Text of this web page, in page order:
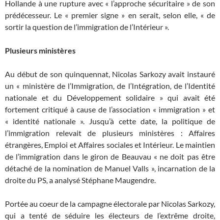
Hollande à une rupture avec « l’approche sécuritaire » de son
prédécesseur. Le « premier signe » en serait, selon elle, « de
sortir la question de l’immigration de l’Intérieur ».
Plusieurs ministères
Au début de son quinquennat, Nicolas Sarkozy avait instauré
un « ministère de l’Immigration, de l’Intégration, de l’Identité
nationale et du Développement solidaire » qui avait été
fortement critiqué à cause de l’association « immigration » et
« identité nationale ». Jusqu’à cette date, la politique de
l’immigration relevait de plusieurs ministères : Affaires
étrangères, Emploi et Affaires sociales et Intérieur. Le maintien
de l’immigration dans le giron de Beauvau « ne doit pas être
détaché de la nomination de Manuel Valls », incarnation de la
droite du PS, a analysé Stéphane Maugendre.
Portée au coeur de la campagne électorale par Nicolas Sarkozy,
qui a tenté de séduire les électeurs de l’extrême droite,